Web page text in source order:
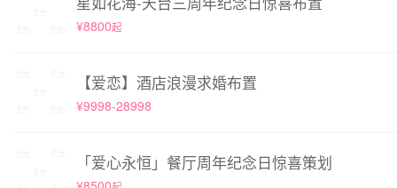
¥8800起
【爱恋】酒店浪漫求婚布置
¥9998-28998
「爱心永恒」餐厅周年纪念日惊喜策划